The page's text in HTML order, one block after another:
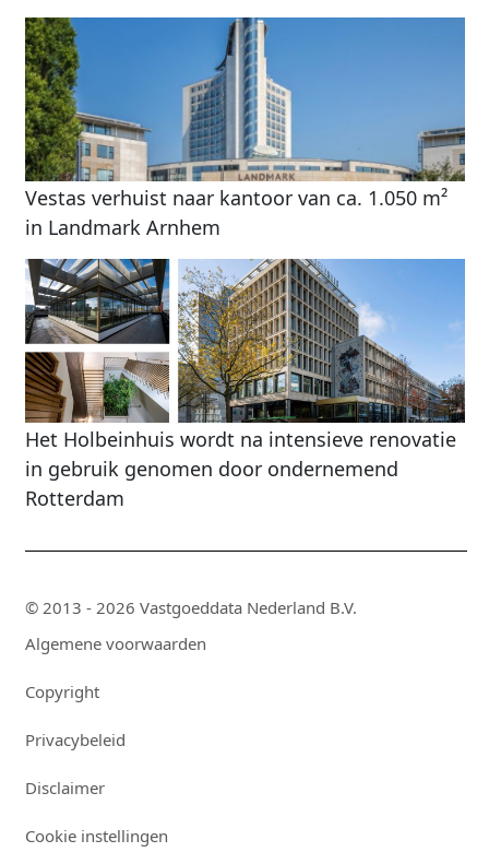
Vestas verhuist naar kantoor van ca. 1.050 m²
in Landmark Arnhem
Het Holbeinhuis wordt na intensieve renovatie
in gebruik genomen door ondernemend
Rotterdam
© 2013 - 2026 Vastgoeddata Nederland B.V.
Algemene voorwaarden
Copyright
Privacybeleid
Disclaimer
Cookie instellingen